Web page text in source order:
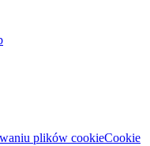
plików cookieCookie